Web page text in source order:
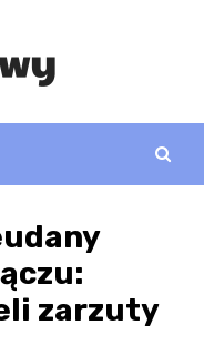
zarzuty